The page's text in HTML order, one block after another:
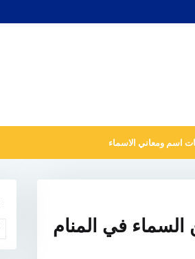
اسم ومعاني الاسماء
في المنام